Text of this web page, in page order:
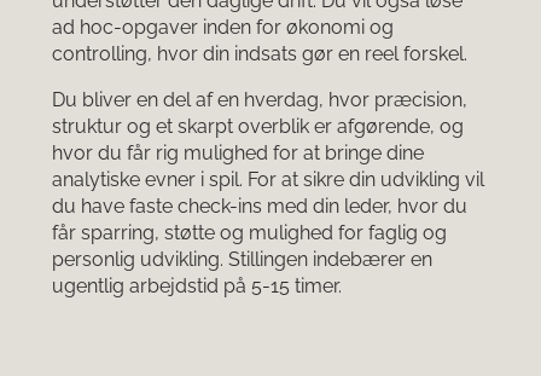
ad hoc-opgaver inden for økonomi og
controlling, hvor din indsats gør en reel forskel.
Du bliver en del af en hverdag, hvor præcision,
struktur og et skarpt overblik er afgørende, og
hvor du får rig mulighed for at bringe dine
analytiske evner i spil. For at sikre din udvikling vil
du have faste check-ins med din leder, hvor du
får sparring, støtte og mulighed for faglig og
personlig udvikling. Stillingen indebærer en
ugentlig arbejdstid på 5-15 timer.